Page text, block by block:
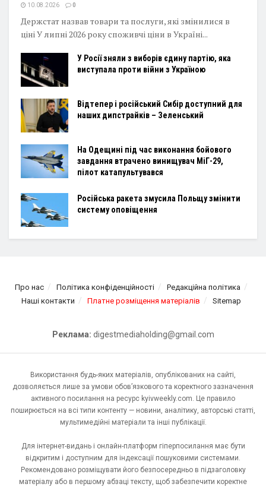
10.08.2026 0
Держстат назвав товари та послуги, які змінилися в
ціні У липні 2026 року споживчі ціни в Україні...
У Росії зняли з виборів єдину партію, яка
виступала проти війни з Україною
Відтепер і російський Сибір доступний для
наших дипстрайків – Зеленський
На Одещині під час виконання бойового
завдання втрачено винищувач МіГ-29,
пілот катапультувався
Російська ракета змусила Польщу змінити
систему оповіщення
Про нас Політика конфіденційності
Редакційна політика
Наші контакти
Платне розміщення матеріалів Sitemap
Реклама: digestmediaholding@gmail.com
Використання будь-яких матеріалів, опублікованих на сайті,
дозволяється лише за умови обов’язкового та коректного зазначення
активного посилання на ресурс kyivweekly.com. Це правило
поширюється на всі типи контенту — новини, аналітику, авторські статті,
мультимедійні матеріали та інші публікації.
Для інтернет-видань і онлайн-платформ гіперпосилання має бути
відкритим і доступним для індексації пошуковими системами.
Рекомендовано розміщувати його безпосередньо в підзаголовку
матеріалу або в першому абзаці тексту, щоб забезпечити коректне